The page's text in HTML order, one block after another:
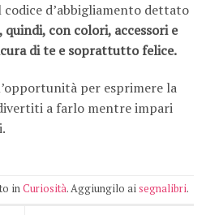
d’abbigliamento dettato
quindi, con colori, accessori e
di te e soprattutto felice.
per esprimere la
a farlo mentre impari
inCuriosità. Aggiungilo aisegnalibri.